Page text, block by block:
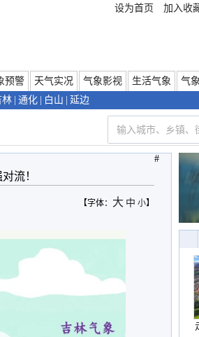
设为首页 加入收
预警 天气实况 气象影视 生活气象 气
林 通化 白山 延边
流！
【字体： 大 中 小】
#